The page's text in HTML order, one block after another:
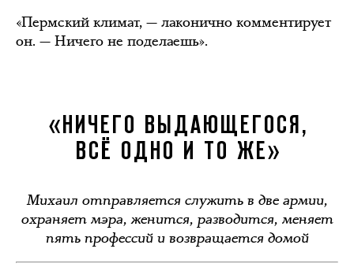
«Пермский климат, — лаконично комментирует
он. — Ничего не поделаешь».
«НИЧЕГО ВЫДАЮЩЕГОСЯ,
ВСЁ ОДНО И ТО ЖЕ»
Михаил отправляется служить в две армии,
охраняет мэра, женится, разводится, меняет
пять профессий и возвращается домой